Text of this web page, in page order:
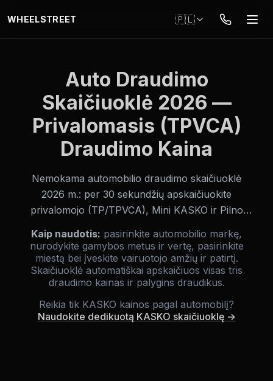
WHEELSTREET 🇵🇱
Auto Draudimo
Skaičiuoklė 2026 —
Privalomasis (TPVCA)
Draudimo Kaina
Nemokama automobilio draudimo skaičiuoklė
2026 m.: per 30 sekundžių apskaičiuokite
privalomojo (TP/TPVCA), Mini KASKO ir Pilno
markę, gamybos metus, vertę, miestą ir vairuotojo
duomenis — skaičiuoklė realiu laiku parodys visus
tris draudimo tipus ir palygins 6 Lietuvos
draudikus.
Kaip naudotis: pasirinkite automobilio markę,
nurodykite gamybos metus ir vertę, pasirinkite
miestą bei įveskite vairuotojo amžių ir patirtį.
Skaičiuoklė automatiškai apskaičiuos visas tris
draudimo kainas ir palygins draudikus.
Reikia tik KASKO kainos pagal automobilį?
Naudokite dedikuotą KASKO skaičiuoklę →